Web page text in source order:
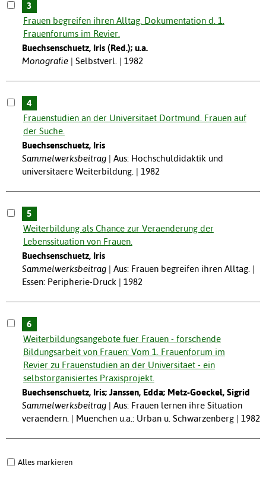
3
Frauen begreifen ihren Alltag. Dokumentation d. 1.
Frauenforums im Revier.
Buechsenschuetz, Iris (Red.); u.a.
Monografie
Selbstverl. | 1982
4
Frauenstudien an der Universitaet Dortmund. Frauen auf
der Suche.
Buechsenschuetz, Iris
Sammelwerksbeitrag
Aus: Hochschuldidaktik und
universitaere Weiterbildung. | 1982
5
Weiterbildung als Chance zur Veraenderung der
Lebenssituation von Frauen.
Buechsenschuetz, Iris
Sammelwerksbeitrag
Aus: Frauen begreifen ihren Alltag. |
Essen: Peripherie-Druck | 1982
6
Weiterbildungsangebote fuer Frauen - forschende
Bildungsarbeit von Frauen: Vom 1. Frauenforum im
Revier zu Frauenstudien an der Universitaet - ein
selbstorganisiertes Praxisprojekt.
Buechsenschuetz, Iris; Janssen, Edda; Metz-Goeckel, Sigrid
Sammelwerksbeitrag
Aus: Frauen lernen ihre Situation
veraendern. | Muenchen u.a.: Urban u. Schwarzenberg | 1982
Alles markieren